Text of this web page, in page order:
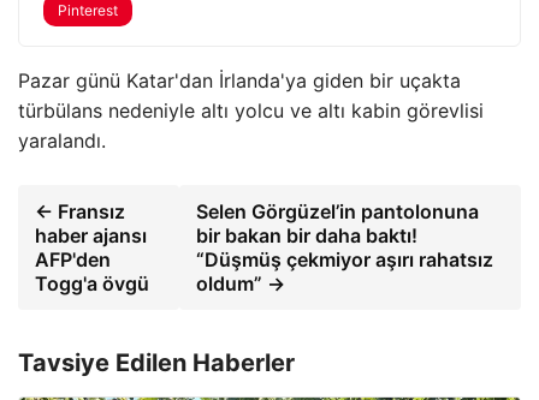
Pinterest
Pazar günü Katar'dan İrlanda'ya giden bir uçakta
türbülans nedeniyle altı yolcu ve altı kabin görevlisi
yaralandı.
← Fransız
haber ajansı
AFP'den
Togg'a övgü
Selen Görgüzel’in pantolonuna
bir bakan bir daha baktı!
“Düşmüş çekmiyor aşırı rahatsız
oldum” →
Tavsiye Edilen Haberler